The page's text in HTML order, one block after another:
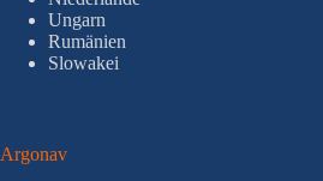
Ungarn
Rumänien
Slowakei
Argonav